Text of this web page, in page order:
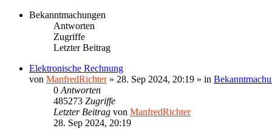
Bekanntmachungen
Antworten
Zugriffe
Letzter Beitrag
Elektronische Rechnung
von ManfredRichter» 28. Sep 2024, 20:19 » in
0 Antworten
485273 Zugriffe
Letzter Beitrag von ManfredRichter
28. Sep 2024, 20:19